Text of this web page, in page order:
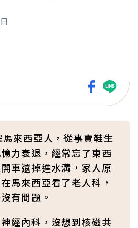
來西亞人，從事賣鞋生
力衰退，經常忘了東西
車還掉進水溝，家人原
馬來西亞看了老人科，
有問題。
經內科，沒想到核磁共